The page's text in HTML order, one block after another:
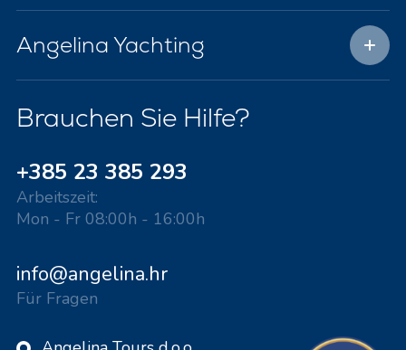
Angelina Yachting
Brauchen Sie Hilfe?
+385 23 385 293
Arbeitszeit:
Mon - Fr 08:00h - 16:00h
info@angelina.hr
Für Fragen